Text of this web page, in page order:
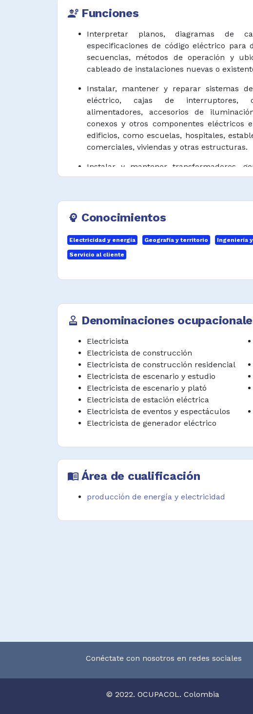
engineering Funciones
Interpretar planos, diagramas de
especificaciones de código eléctrico para
secuencias, métodos de operación y
cableado de instalaciones nuevas o
Instalar, mantener y reparar sistemas
eléctrico, cajas de interruptores,
alimentadores, accesorios de
conexos y otros componentes eléctricos
edificios, como escuelas, hospitales,
comerciales, viviendas y otras estructuras.
Instalar y mantener transformadores,
reguladores de voltaje, tableros de
de energía.
Probar equipos eléctricos y
continuidad, corriente, voltaje y resistencia,
equipos de prueba para garantizar la
y seguridad de los procesos de instalación,
distribución eléctrica, sistemas y
control eléctrico.
Inspeccionar, probar y chequear la
sistemas eléctricos utilizando medidores
otros instrumentos y equipo de prueba
Inspeccionar sistemas, equipos y
eléctricos para detectar fallas, peligros y
Medir instalaciones, colocar puntos de
conectar alambres y cables en
conectores.
Conectar energía eléctrica a equipos
psychology Conocimientos
Electricidad y energía Geografía y territorio Ingeniería
Servicio al cliente
approval Denominaciones
Electricista
Electricista de construcción
Electricista de construcción residencial
Electricista de escenario y estudio
Electricista de escenario y plató
Electricista de estación eléctrica
Electricista de eventos y espectáculos
Electricista de generador eléctrico
menu_book Área de cualificación
producción de energía y electricidad
Conéctate con nosotros en redes sociales
© 2022. OCUPACOL. Colombia